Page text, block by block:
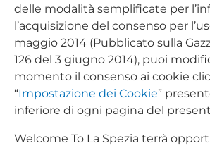
delle modalità semplificate per
l’acquisizione del consenso per
maggio 2014 (Pubblicato sulla
126 del 3 giugno 2014), puoi
momento il consenso ai cookie
“Impostazione dei Cookie”
inferiore di ogni pagina del
Welcome To La Spezia terrà